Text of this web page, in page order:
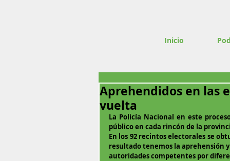
Inicio
Aprehendidos en las
vuelta
La Policía Nacional en este
público en cada rincón de la
En los 92 recintos electorales se
resultado tenemos la aprehensión
autoridades competentes por